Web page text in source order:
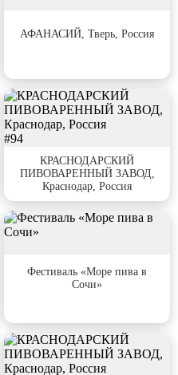
АФАНАСИЙ, Тверь, Россия
#94
КРАСНОДАРСКИЙ
ПИВОВАРЕННЫЙ ЗАВОД,
Краснодар, Россия
Фестиваль «Море пива в
Сочи»